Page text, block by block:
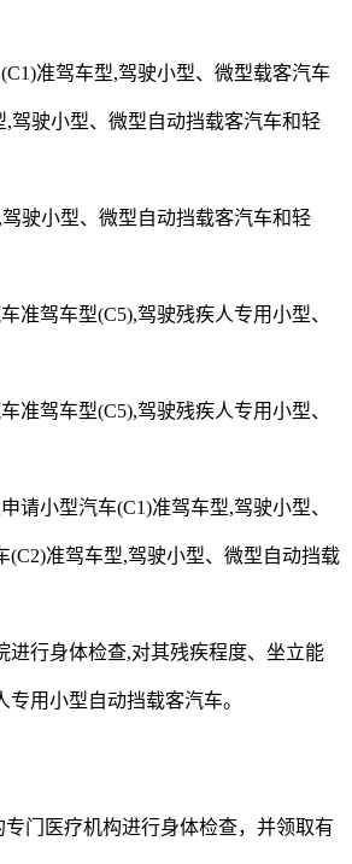
准驾车型,驾驶小型、微型载客汽车
驾驶小型、微型自动挡载客汽车和轻
驶小型、微型自动挡载客汽车和轻
准驾车型(C5),驾驶残疾人专用小型、
准驾车型(C5),驾驶残疾人专用小型、
请小型汽车(C1)准驾车型,驾驶小型、
准驾车型,驾驶小型、微型自动挡载
行身体检查,对其残疾程度、坐立能
用小型自动挡载客汽车。
门医疗机构进行身体检查，并领取有